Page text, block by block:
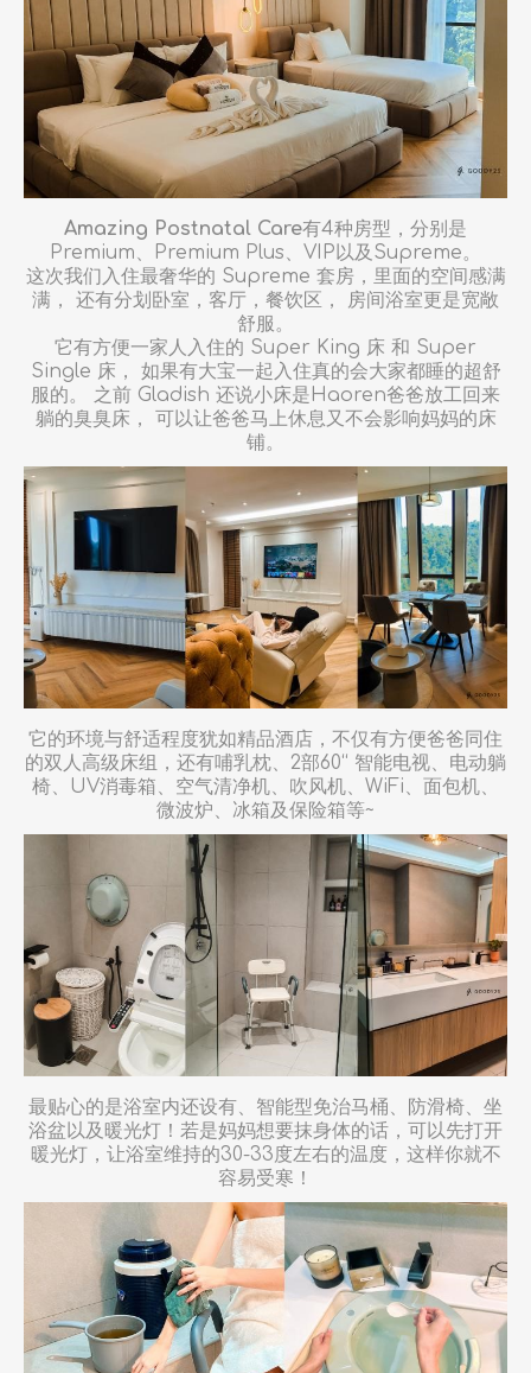
Amazing Postnatal Care有4种房型，分别是
Premium、Premium Plus、VIP以及Supreme。
这次我们入住最奢华的 Supreme 套房，里面的空间感满
满， 还有分划卧室，客厅，餐饮区， 房间浴室更是宽敞
舒服。
它有方便一家人入住的 Super King 床 和 Super
Single 床， 如果有大宝一起入住真的会大家都睡的超舒
服的。 之前 Gladish 还说小床是Haoren爸爸放工回来
躺的臭臭床， 可以让爸爸马上休息又不会影响妈妈的床
铺。
它的环境与舒适程度犹如精品酒店，不仅有方便爸爸同住
的双人高级床组，还有哺乳枕、2部60“ 智能电视、电动躺
椅、UV消毒箱、空气清净机、吹风机、WiFi、面包机、
微波炉、冰箱及保险箱等~
最贴心的是浴室内还设有、智能型免治马桶、防滑椅、坐
浴盆以及暖光灯！若是妈妈想要抹身体的话，可以先打开
暖光灯，让浴室维持的30-33度左右的温度，这样你就不
容易受寒！